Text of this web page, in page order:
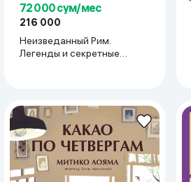
72 000 сум/мес
216 000
Неизведанный Рим.
Легенды и секретные